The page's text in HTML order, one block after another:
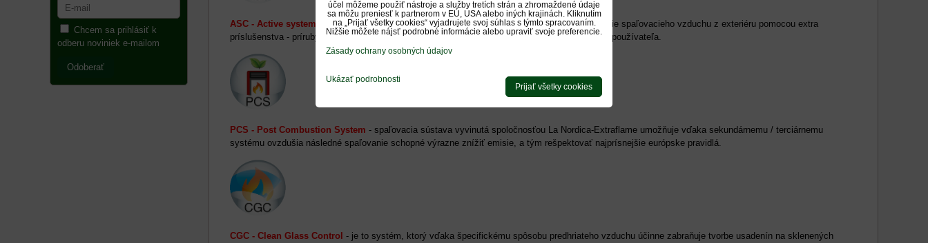
ASC - Active system combustion - Ide o zvláštny systém pripojenia, ktorý umožňuje nasávanie spaľovacieho vzduchu z exteriéru pomocou extra
príslušenstva - príruby pre pripojenie. To znamená vyššiu efektívnosť a väčšiu bezpečnosť pre používateľa.
PCS - Post Combustion System - spaľovacia sústava vyvinutá spoločnosťou La Nordica-Extraflame umožňuje vďaka sekundárnemu / terciárnemu
systému ovzdušia následné spaľovanie schopné výrazne znížiť emisie, a tým rešpektovať najprísnejšie európske pravidlá.
CGC - Clean Glass Control - je to systém, ktorý vďaka špecifickému spôsobu predhriateho vzduchu účinne zabraňuje tvorbe usadenín na sklenených
Chcem sa prihlásiť k
odberu noviniek e-mailom
Odoberať
účel môžeme použiť nástroje a služby tretích strán a zhromaždené údaje
sa môžu preniesť k partnerom v EÚ, USA alebo iných krajinách. Kliknutím
na „Prijať všetky cookies“ vyjadrujete svoj súhlas s týmto spracovaním.
Nižšie môžete nájsť podrobné informácie alebo upraviť svoje preferencie.
Zásady ochrany osobných údajov
Ukázať podrobnosti
Prijať všetky cookies